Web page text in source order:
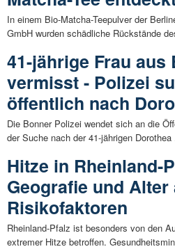
In einem Bio-Matcha-Teepulver der
GmbH wurden schädliche Rückstände
41-jährige Frau aus
vermisst - Polizei
öffentlich nach
Die Bonner Polizei wendet sich an die
der Suche nach der 41-jährigen Dorothea
Hitze in Rheinland-
Geografie und Alter
Risikofaktoren
Rheinland-Pfalz ist besonders von den
extremer Hitze betroffen.